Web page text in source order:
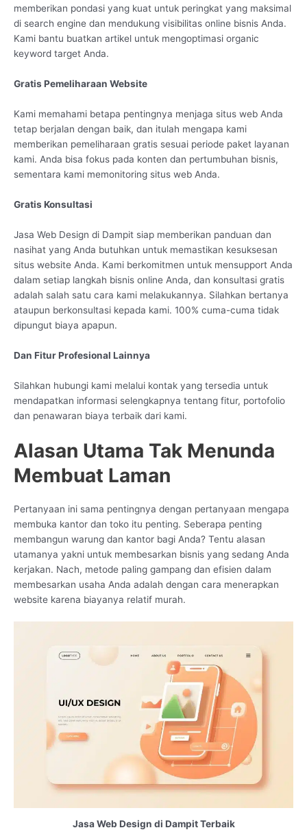
memberikan pondasi yang kuat untuk peringkat yang maksimal
di search engine dan mendukung visibilitas online bisnis Anda.
Kami bantu buatkan artikel untuk mengoptimasi organic
keyword target Anda.
Gratis Pemeliharaan Website
Kami memahami betapa pentingnya menjaga situs web Anda
tetap berjalan dengan baik, dan itulah mengapa kami
memberikan pemeliharaan gratis sesuai periode paket layanan
kami. Anda bisa fokus pada konten dan pertumbuhan bisnis,
sementara kami memonitoring situs web Anda.
Gratis Konsultasi
Jasa Web Design di Dampit siap memberikan panduan dan
nasihat yang Anda butuhkan untuk memastikan kesuksesan
situs website Anda. Kami berkomitmen untuk mensupport Anda
dalam setiap langkah bisnis online Anda, dan konsultasi gratis
adalah salah satu cara kami melakukannya. Silahkan bertanya
ataupun berkonsultasi kepada kami. 100% cuma-cuma tidak
dipungut biaya apapun.
Dan Fitur Profesional Lainnya
Silahkan hubungi kami melalui kontak yang tersedia untuk
mendapatkan informasi selengkapnya tentang fitur, portofolio
dan penawaran biaya terbaik dari kami.
Alasan Utama Tak Menunda
Membuat Laman
Pertanyaan ini sama pentingnya dengan pertanyaan mengapa
membuka kantor dan toko itu penting. Seberapa penting
membangun warung dan kantor bagi Anda? Tentu alasan
utamanya yakni untuk membesarkan bisnis yang sedang Anda
kerjakan. Nach, metode paling gampang dan efisien dalam
membesarkan usaha Anda adalah dengan cara menerapkan
website karena biayanya relatif murah.
Jasa Web Design di Dampit Terbaik